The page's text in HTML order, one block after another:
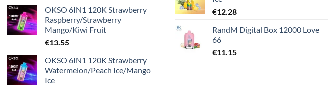
OKSO 6IN1 120K Strawberry
Raspberry/Strawberry
Mango/Kiwi Fruit
€13.55
OKSO 6IN1 120K Strawberry
Watermelon/Peach Ice/Mango
Ice
€12.28
RandM Digital Box 12000 Love
66
€11.15